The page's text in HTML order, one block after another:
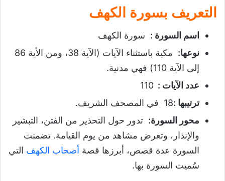
التعريف بسورة الكهف
اسم السورة : سورة الكهف
نوعها:
مكية باستثناء الآيات (الآية 38، ومن الأية 86
إلى الآية 110) فهي مدنية.
عدد الآيات : 110
ترتيبها :18 في المصحف الشريف.
محور السورة: تدور حول التحذير من الفتن، التبشير
والإنذار، وتعرض مشاهد من يوم القيامة. تضمنت
السورة عدة قصص، أبرزها قصة أصحاب الكهف التي
سُميت السورة بها.